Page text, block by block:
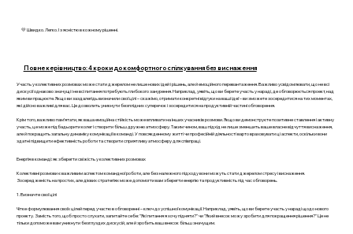
💛 Швидко. Легко. І з ясністю в кожному рішенні.
Повне керівництво: 4 кроки до комфортного спілкування без виснаження
Участь у колективних розмовах може стати джерелом не лише нових ідей і рішень, але й емоційного перевантаження. Важливо усвідомлювати, що не всі
дискусії однаково значущі і не всі питання потребують глибокого занурення. Наприклад, уявіть, що ви берете участь у нараді, де обговорюється проект, над
яким ви працюєте. Якщо ви заздалегідь визначили свої цілі – скажімо, отримати конкретні відгуки на ваші ідеї – ви зможете зосередитися на тих моментах,
які дійсно важливі для вас. Це дозволить уникнути безплідних суперечок і зосередитися на продуктивній частині обговорення.
Крім того, важливо пам’ятати, як ваша емоційна стійкість може впливати на інших учасників розмови. Якщо ви демонструєте позитивне ставлення і активну
участь, це може підбадьорити колег і створити більш дружню атмосферу. Таким чином, ваш підхід не лише зменшить ваше власне відчуття виснаження,
але й покращить загальну динаміку комунікації в команді. У повсякденному житті чи професійній діяльності варто враховувати ці аспекти, оскільки вони
здатні підвищити ефективність роботи та створити сприятливу атмосферу для співпраці.
Енергія в команді: як зберегти свіжість у колективних розмовах
Колективні розмови є важливим аспектом командної роботи, але без належного підходу вони можуть стати джерелом стресу і виснаження.
Зосередженість на простих, але дієвих стратегіях може допомогти вам зберегти енергію та продуктивність під час обговорень.
1. Визначте свої цілі
Чітке формулювання своїх цілей перед участю в обговоренні – ключ до успішної комунікації. Наприклад, уявіть, що ви берете участь у нараді щодо нового
проекту. Замість того, щоб просто слухати, запитайте себе: "Які питання я хочу підняти?" чи "Який внесок можу зробити для покращення рішення?" Це не
тільки допоможе вам уникнути безглуздих дискусій, але й зробить ваш внесок більш значущим.